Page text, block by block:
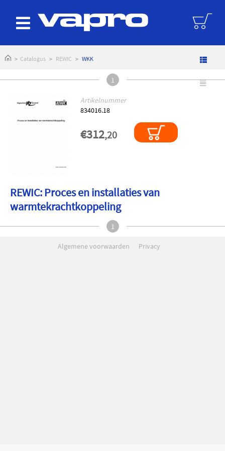
Catalogus REWIC WKK
1
REWIC: Proces en installaties van
warmtekrachtkoppeling
€312,20
Artikelnummer
834016.18
1
Algemene voorwaarden Privacy